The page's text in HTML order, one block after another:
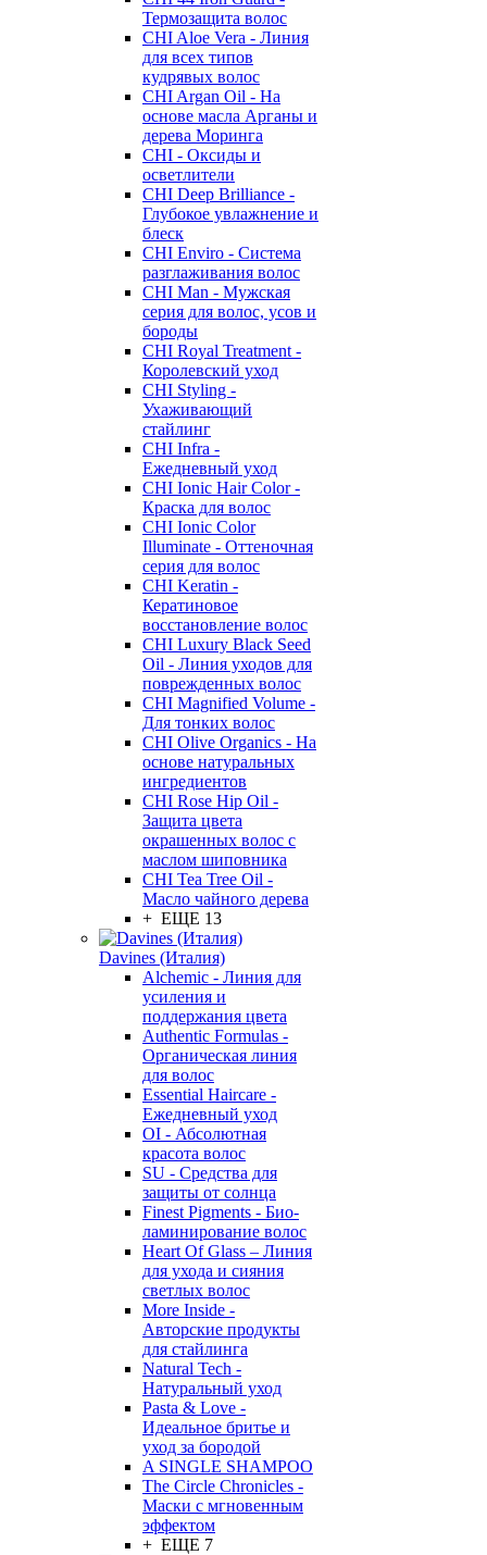
Термозащита волос
CHI Aloe Vera - Линия
для всех типов
кудрявых волос
CHI Argan Oil - На
основе масла Арганы и
дерева Моринга
CHI - Оксиды и
осветлители
CHI Deep Brilliance -
Глубокое увлажнение и
блеск
CHI Enviro - Система
разглаживания волос
CHI Man - Мужская
серия для волос, усов и
бороды
CHI Royal Treatment -
Королевский уход
CHI Styling -
Ухаживающий
стайлинг
CHI Infra -
Ежедневный уход
CHI Ionic Hair Color -
Краска для волос
CHI Ionic Color
Illuminate - Оттеночная
серия для волос
CHI Keratin -
Кератиновое
восстановление волос
CHI Luxury Black Seed
Oil - Линия уходов для
поврежденных волос
CHI Magnified Volume -
Для тонких волос
CHI Olive Organics - На
основе натуральных
ингредиентов
CHI Rose Hip Oil -
Защита цвета
окрашенных волос с
маслом шиповника
CHI Tea Tree Oil -
Масло чайного дерева
+ ЕЩЕ 13
Davines (Италия)
Alchemic - Линия для
усиления и
поддержания цвета
Authentic Formulas -
Органическая линия
для волос
Essential Haircare -
Eжедневный уход
OI - Абсолютная
красота волос
SU - Средства для
защиты от солнца
Finest Pigments - Био-
ламинирование волос
Heart Of Glass – Линия
для ухода и сияния
светлых волос
More Inside -
Авторские продукты
для стайлинга
Natural Tech -
Натуральный уход
Pasta & Love -
Идеальное бритье и
уход за бородой
A SINGLE SHAMPOO
The Circle Chronicles -
Маски с мгновенным
эффектом
+ ЕЩЕ 7